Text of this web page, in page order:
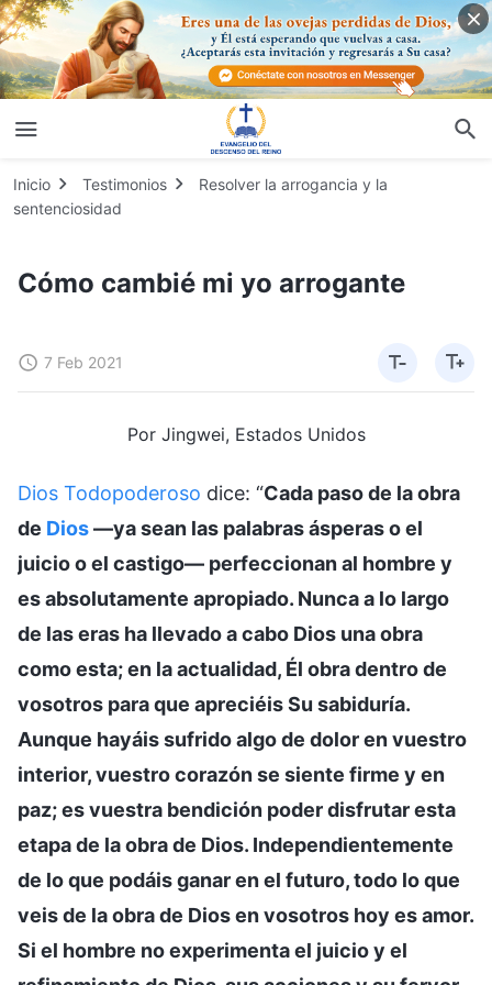
Inicio Testimonios
Resolver la arrogancia y la
sentenciosidad
Cómo cambié mi yo arrogante
7 Feb 2021
Por Jingwei, Estados Unidos
Dios Todopoderoso dice: “Cada paso de la obra
de Dios—ya sean las palabras ásperas o el
juicio o el castigo— perfeccionan al hombre y
es absolutamente apropiado. Nunca a lo largo
de las eras ha llevado a cabo Dios una obra
como esta; en la actualidad, Él obra dentro de
vosotros para que apreciéis Su sabiduría.
Aunque hayáis sufrido algo de dolor en vuestro
interior, vuestro corazón se siente firme y en
paz; es vuestra bendición poder disfrutar esta
etapa de la obra de Dios. Independientemente
de lo que podáis ganar en el futuro, todo lo que
veis de la obra de Dios en vosotros hoy es amor.
Si el hombre no experimenta el juicio y el